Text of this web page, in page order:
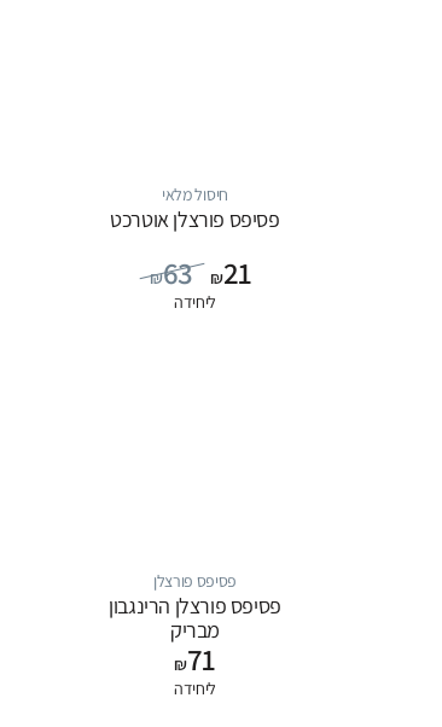
חיסול מלאי
פסיפס פורצלן אוטרכט
₪63 ₪21
ליחידה
פסיפס פורצלן
פסיפס פורצלן הרינגבון
מבריק
₪71
ליחידה